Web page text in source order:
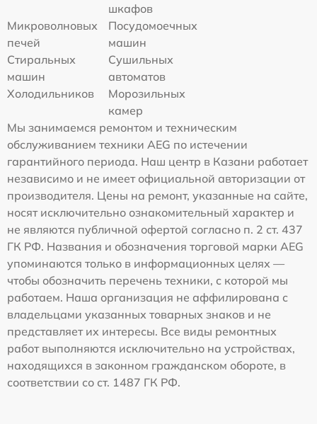
шкафов
Микроволновых
печей
Посудомоечных
машин
Стиральных
машин
Сушильных
автоматов
Холодильников
Морозильных
камер
Мы занимаемся ремонтом и техническим
обслуживанием техники AEG по истечении
гарантийного периода. Наш центр в Казани работает
независимо и не имеет официальной авторизации от
производителя. Цены на ремонт, указанные на сайте,
носят исключительно ознакомительный характер и
не являются публичной офертой согласно п. 2 ст. 437
ГК РФ. Названия и обозначения торговой марки AEG
упоминаются только в информационных целях —
чтобы обозначить перечень техники, с которой мы
работаем. Наша организация не аффилирована с
владельцами указанных товарных знаков и не
представляет их интересы. Все виды ремонтных
работ выполняются исключительно на устройствах,
находящихся в законном гражданском обороте, в
соответствии со ст. 1487 ГК РФ.